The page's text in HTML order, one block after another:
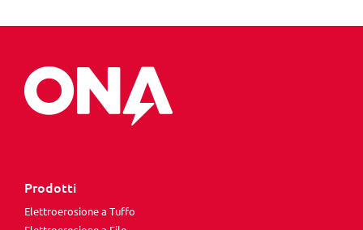
Prodotti
Elettroerosione a Tuffo